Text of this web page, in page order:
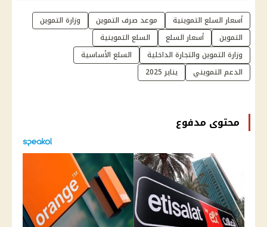
أسعار السلع التموينية موعد صرف التموين
وزارة التموين
التموين
أسعار السلع
السلع التموينية
وزارة التموين والتجارة الداخلية
السلع الأساسية
الدعم التمويني
يناير 2025
محتوى مدفوع